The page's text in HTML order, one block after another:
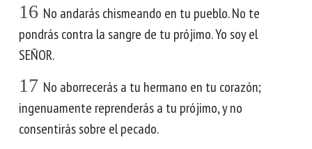
16 No andarás chismeando en tu pueblo. No te
pondrás contra la sangre de tu prójimo. Yo soy el
SEÑOR.
17 No aborrecerás a tu hermano en tu corazón;
ingenuamente reprenderás a tu prójimo, y no
consentirás sobre el pecado.